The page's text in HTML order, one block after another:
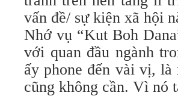
vấn đề/ sự kiện xã hội
Nhớ vụ “Kut Boh
với quan đầu ngành
ấy phone đến vài vị,
cũng không cần. Vì nó